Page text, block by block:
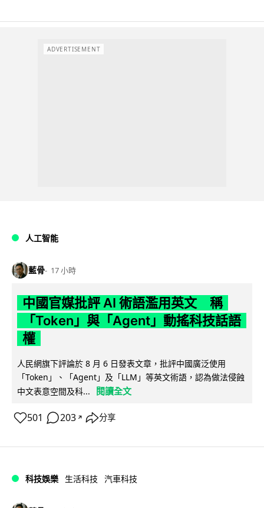
ADVERTISEMENT
人工智能
藍骨 17 小時
中國官媒批評 AI 術語濫用英文 稱
「Token」與「Agent」動搖科技話語
權
人民網旗下評論於 8 月 6 日發表文章，批評中國廣泛使用
「Token」、「Agent」及「LLM」等英文術語，認為做法侵蝕
中文表意空間及科...
閱讀全文
501 203 ↗ 分享
科技娛樂 生活科技 汽車科技